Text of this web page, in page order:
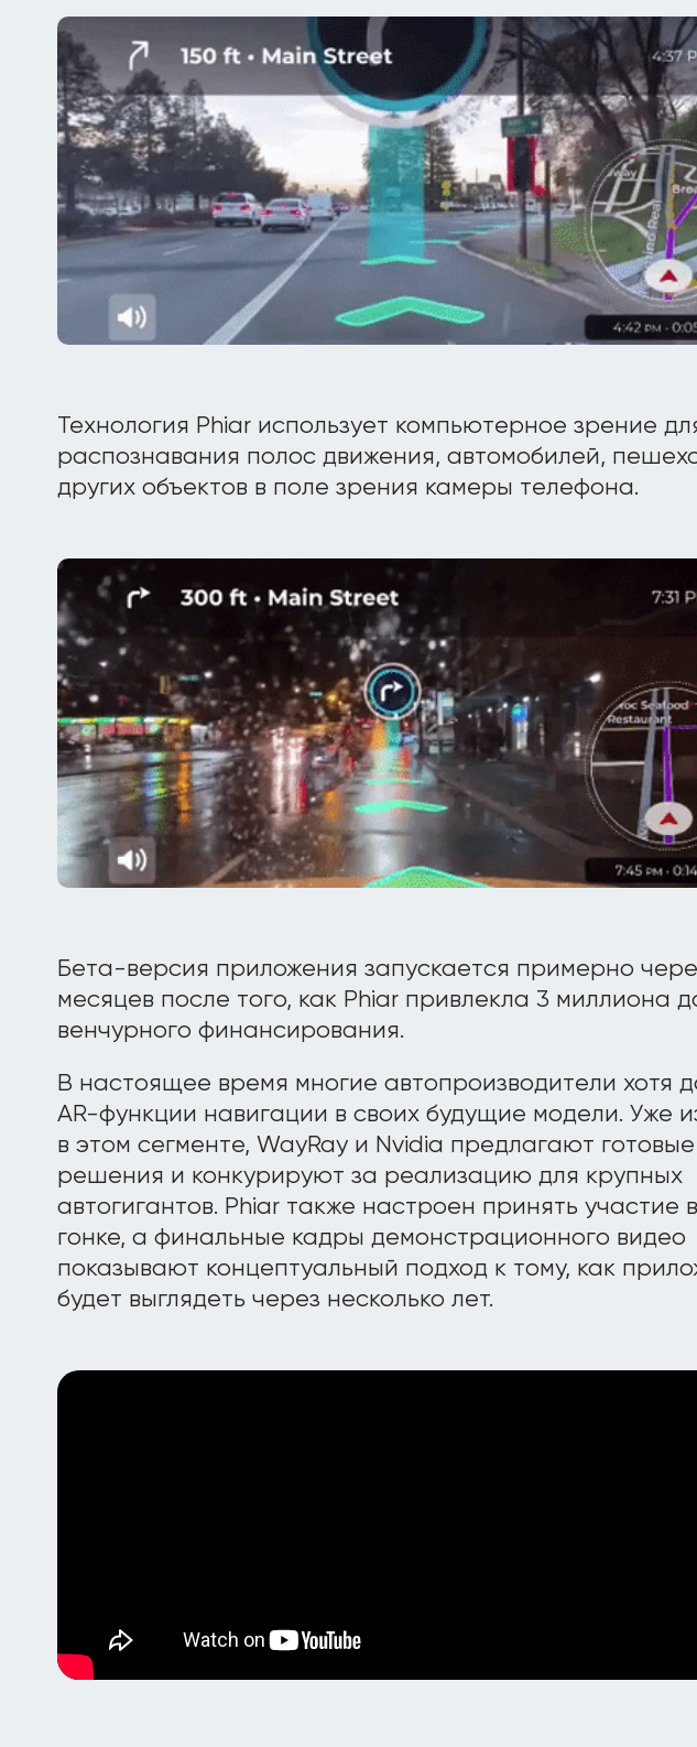
Технология Phiar использует компьютерное зрение
распознавания полос движения, автомобилей,
других объектов в поле зрения камеры телефона.
Бета-версия приложения запускается примерно
месяцев после того, как Phiar привлекла 3 миллиона
венчурного финансирования.
В настоящее время многие автопроизводители хотя
AR-функции навигации в своих будущие модели. Уже
в этом сегменте, WayRay и Nvidia предлагают готовые
решения и конкурируют за реализацию для крупных
автогигантов. Phiar также настроен принять участие
гонке, а финальные кадры демонстрационного видео
показывают концептуальный подход к тому, как
будет выглядеть через несколько лет.